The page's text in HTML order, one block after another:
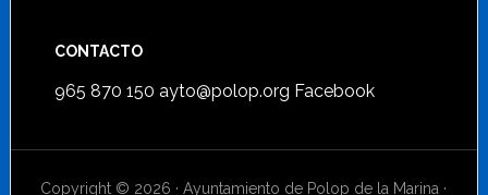
CONTACTO
965 870 150 ayto@polop.org Facebook
Copyright © 2026 · Ayuntamiento de Polop de la Marina ·